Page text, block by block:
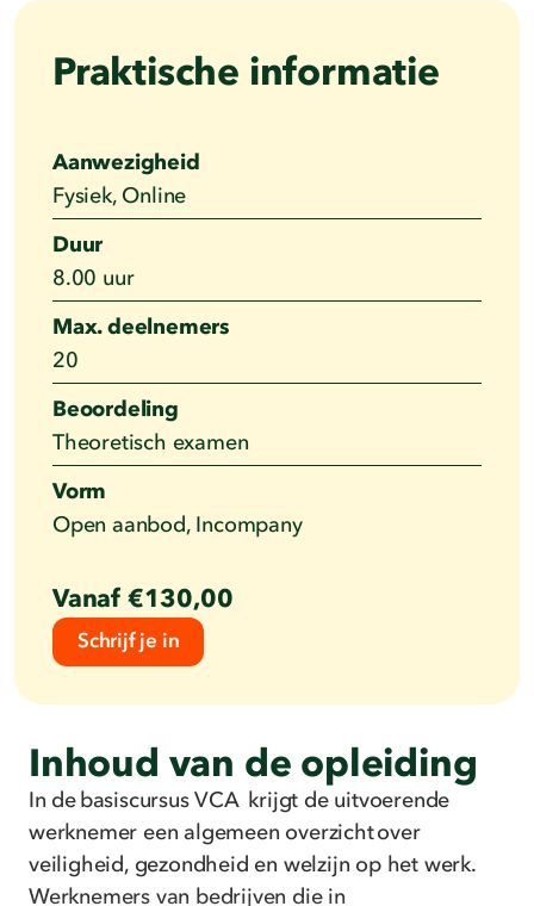
Praktische informatie
Aanwezigheid
Fysiek, Online
Duur
8.00 uur
Max. deelnemers
20
Beoordeling
Theoretisch examen
Vorm
Open aanbod, Incompany
Vanaf €130,00
Schrijf je in
Inhoud van de opleiding
In de basiscursus VCA krijgt de uitvoerende
werknemer een algemeen overzicht over
veiligheid, gezondheid en welzijn op het werk.
Werknemers van bedrijven die in